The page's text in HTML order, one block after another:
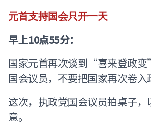
元首支持国会只开一天
早上10点55分：
国家元首再次谈到“喜来登政
国会议员，不要把国家再次卷入
这次，执政党国会议员拍桌子
意。